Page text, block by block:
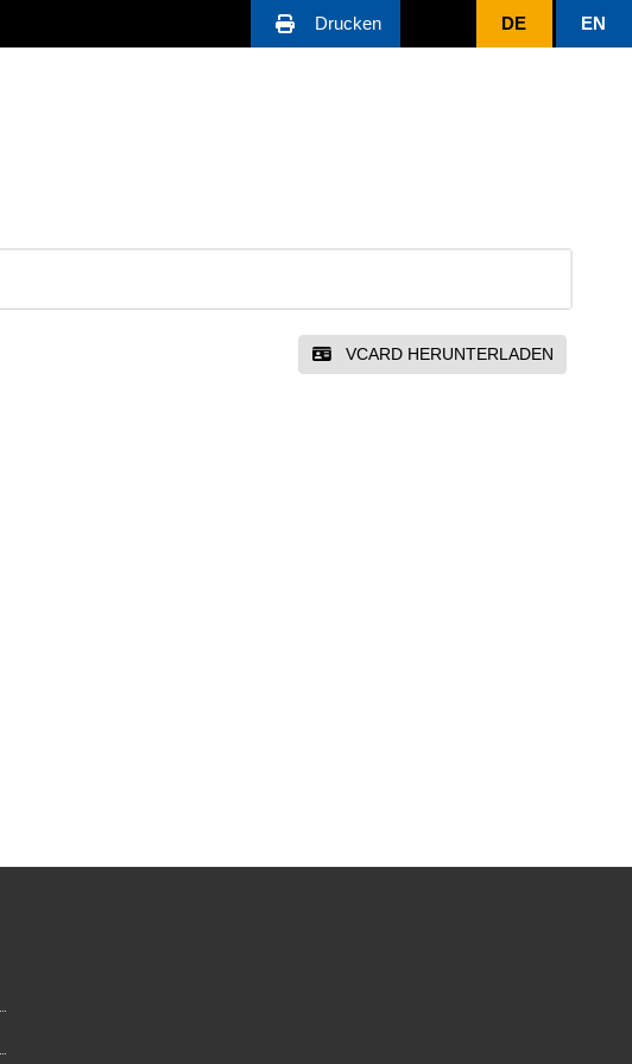
Drucken DE EN
VCARD HERUNTERLADEN